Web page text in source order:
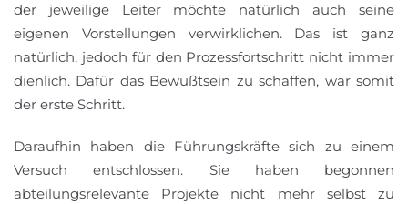
der jeweilige Leiter möchte natürlich auch seine
eigenen Vorstellungen verwirklichen. Das ist ganz
natürlich, jedoch für den Prozessfortschritt nicht immer
dienlich. Dafür das Bewußtsein zu schaffen, war somit
der erste Schritt.
Daraufhin haben die Führungskräfte sich zu einem
Versuch entschlossen. Sie haben begonnen
abteilungsrelevante Projekte nicht mehr selbst zu